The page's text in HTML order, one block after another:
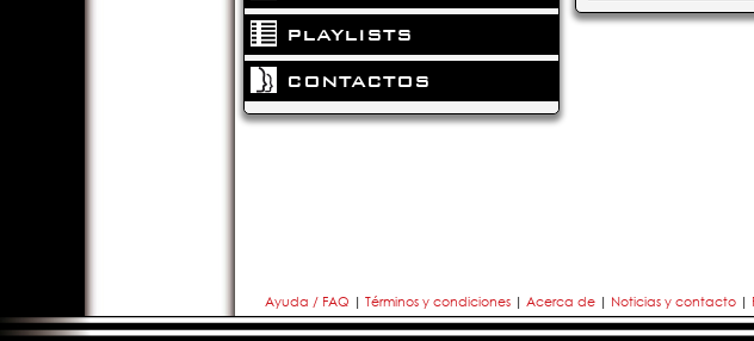
PLAYLISTS
CONTACTOS
Ayuda / FAQ | Términos y condiciones | Acerca de | Noticias y contacto |